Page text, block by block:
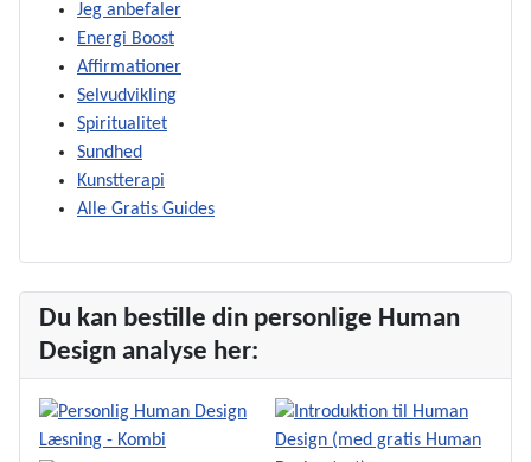
Jeg anbefaler
Energi Boost
Affirmationer
Selvudvikling
Spiritualitet
Sundhed
Kunstterapi
Alle Gratis Guides
Du kan bestille din personlige Human
Design analyse her: